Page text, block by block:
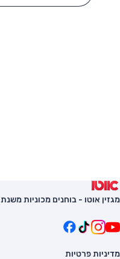
מגזין אוטו - בוחנים מכוניות משנת 1986
מדיניות פרטיות